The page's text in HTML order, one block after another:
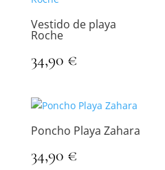
Vestido de playa
Roche
34,90 €
Poncho Playa Zahara
34,90 €